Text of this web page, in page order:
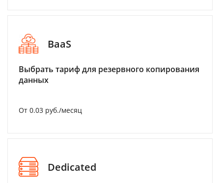
BaaS
Выбрать тариф для резервного копирования
данных
От 0.03 руб./месяц
Dedicated